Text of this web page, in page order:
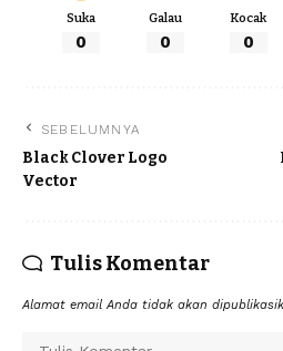
Suka
0
Galau
0
Kocak
0
SEBELUMNYA
Black Clover Logo
Vector
Tulis Komentar
Alamat email Anda tidak akan